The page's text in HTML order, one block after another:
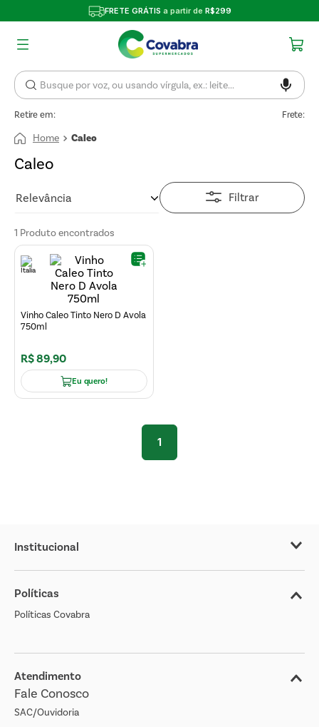
FRETE GRÁTIS a partir de R$299
Retire em: Frete:
Caleo
Caleo
Relevância Filtrar
1 Produto
Vinho Caleo Tinto Nero D Avola
750ml
R$89,90
Eu quero!
1
Institucional
Sobre o Covabra
Nossas Lojas
Cliente Bem Estar
Jornal de Ofertas
Transparência Salarial
Políticas
Políticas Covabra
Atendimento
Fale Conosco
SAC/Ouvidoria